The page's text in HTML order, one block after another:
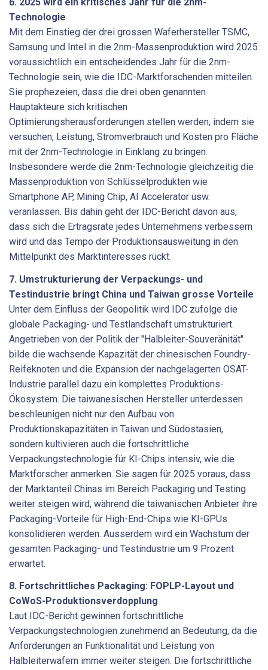
Technologie
Mit dem Einstieg der drei grossen Waferhersteller TSMC,
Samsung und Intel in die 2nm-Massenproduktion wird 2025
voraussichtlich ein entscheidendes Jahr für die 2nm-
Technologie sein, wie die IDC-Marktforschenden mitteilen.
Sie prophezeien, dass die drei oben genannten
Hauptakteure sich kritischen
Optimierungsherausforderungen stellen werden, indem sie
versuchen, Leistung, Stromverbrauch und Kosten pro Fläche
mit der 2nm-Technologie in Einklang zu bringen.
Insbesondere werde die 2nm-Technologie gleichzeitig die
Massenproduktion von Schlüsselprodukten wie
Smartphone AP, Mining Chip, AI Accelerator usw.
veranlassen. Bis dahin geht der IDC-Bericht davon aus,
dass sich die Ertragsrate jedes Unternehmens verbessern
wird und das Tempo der Produktionsausweitung in den
Mittelpunkt des Marktinteresses rückt.
7. Umstrukturierung der Verpackungs- und
Testindustrie bringt China und Taiwan grosse Vorteile
Unter dem Einfluss der Geopolitik wird IDC zufolge die
globale Packaging- und Testlandschaft umstrukturiert.
Angetrieben von der Politik der "Halbleiter-Souveränität"
bilde die wachsende Kapazität der chinesischen Foundry-
Reifeknoten und die Expansion der nachgelagerten OSAT-
Industrie parallel dazu ein komplettes Produktions-
Ökosystem. Die taiwanesischen Hersteller unterdessen
beschleunigen nicht nur den Aufbau von
Produktionskapazitäten in Taiwan und Südostasien,
sondern kultivieren auch die fortschrittliche
Verpackungstechnologie für KI-Chips intensiv, wie die
Marktforscher anmerken. Sie sagen für 2025 voraus, dass
der Marktanteil Chinas im Bereich Packaging und Testing
weiter steigen wird, während die taiwanischen Anbieter ihre
Packaging-Vorteile für High-End-Chips wie KI-GPUs
konsolidieren werden. Ausserdem wird ein Wachstum der
gesamten Packaging- und Testindustrie um 9 Prozent
erwartet.
8. Fortschrittliches Packaging: FOPLP-Layout und
CoWoS-Produktionsverdopplung
Laut IDC-Bericht gewinnen fortschrittliche
Verpackungstechnologien zunehmend an Bedeutung, da die
Anforderungen an Funktionalität und Leistung von
Halbleiterwafern immer weiter steigen. Die fortschrittliche